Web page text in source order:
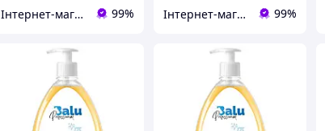
Інтернет-магазин "Esto" 99% Інтернет-магазин "Esto" 99%